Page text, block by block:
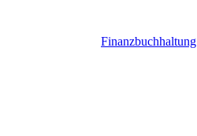
Finanzbuchhaltung